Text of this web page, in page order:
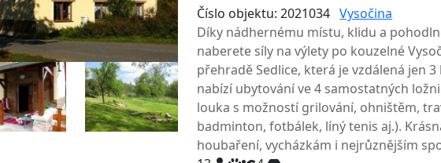
Číslo objektu: 2021034 Vysočina
Díky nádhernému místu, klidu a
naberete síly na výlety po kouzelné
přehradě Sedlice, která je vzdálená jen
nabízí ubytování ve 4 samostatných
louka s možností grilování, ohništěm,
badminton, fotbálek, líný tenis aj.).
houbaření, vycházkám i nejrůznějším